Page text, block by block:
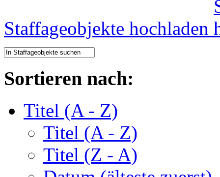
Staffageobjekte hochladen
Sortieren nach:
Titel (A - Z)
Titel (A - Z)
Titel (Z - A)